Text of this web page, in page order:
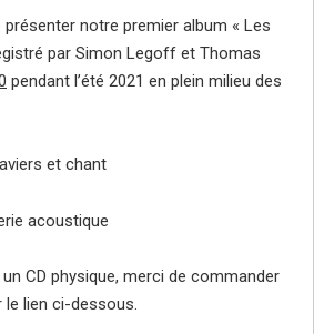
notre premier album « Les
par Simon Legoff et Thomas
pendant l’été 2021 en plein milieu des
et chant
acoustique
CD physique, merci de commander
le lien ci-dessous.